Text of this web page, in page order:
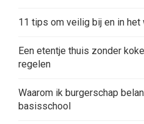
11 tips om veilig bij en in het
Een etentje thuis zonder
regelen
Waarom ik burgerschap
basisschool